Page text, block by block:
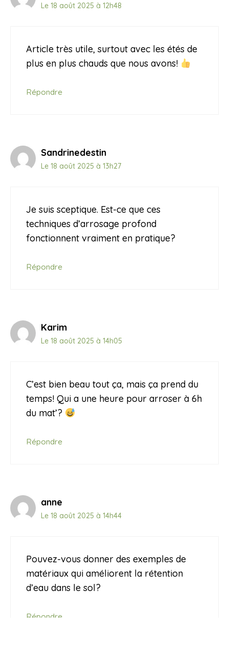
Le 18 août 2025 à 12h48
Article très utile, surtout avec les étés de
plus en plus chauds que nous avons!
Répondre
Sandrinedestin
Le 18 août 2025 à 13h27
Je suis sceptique. Est-ce que ces
techniques d’arrosage profond
fonctionnent vraiment en pratique?
Répondre
Karim
Le 18 août 2025 à 14h05
C’est bien beau tout ça, mais ça prend du
temps! Qui a une heure pour arroser à 6h
du mat’?
Répondre
anne
Le 18 août 2025 à 14h44
Pouvez-vous donner des exemples de
matériaux qui améliorent la rétention
d’eau dans le sol?
Répondre